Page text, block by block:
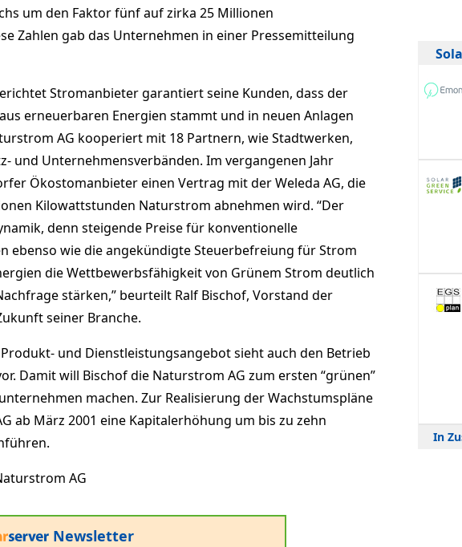
um den Faktor fünf auf zirka 25 Millionen
Zahlen gab das Unternehmen in einer Pressemitteilung
Stromanbieter garantiert seine Kunden, dass der
erneuerbaren Energien stammt und in neuen Anlagen
AG kooperiert mit 18 Partnern, wie Stadtwerken,
und Unternehmensverbänden. Im vergangenen Jahr
Ökostomanbieter einen Vertrag mit der Weleda AG, die
Kilowattstunden Naturstrom abnehmen wird. “Der
denn steigende Preise für konventionelle
ebenso wie die angekündigte Steuerbefreiung für Strom
die Wettbewerbsfähigkeit von Grünem Strom deutlich
stärken,” beurteilt Ralf Bischof, Vorstand der
seiner Branche.
und Dienstleistungsangebot sieht auch den Betrieb
Damit will Bischof die Naturstrom AG zum ersten “grünen”
machen. Zur Realisierung der Wachstumspläne
ab März 2001 eine Kapitalerhöhung um bis zu zehn
AG
Newsletter
In